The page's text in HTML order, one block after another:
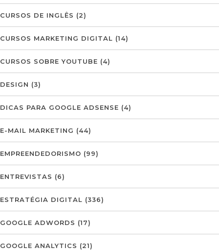
CURSOS DE INGLÊS (2)
CURSOS MARKETING DIGITAL (14)
CURSOS SOBRE YOUTUBE (4)
DESIGN (3)
DICAS PARA GOOGLE ADSENSE (4)
E-MAIL MARKETING (44)
EMPREENDEDORISMO (99)
ENTREVISTAS (6)
ESTRATÉGIA DIGITAL (336)
GOOGLE ADWORDS (17)
GOOGLE ANALYTICS (21)